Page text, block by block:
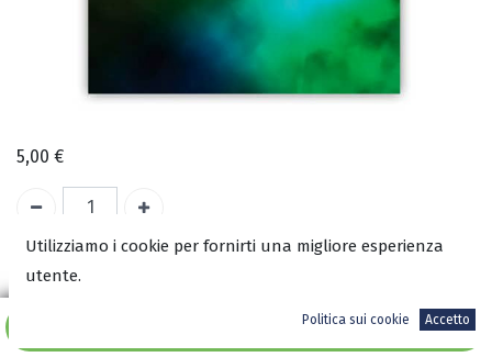
Aggiungi al carrello
5,00 €
ISBN:
Utilizziamo i cookie per fornirti una migliore esperienza
utente.
Politica sui cookie Accetto